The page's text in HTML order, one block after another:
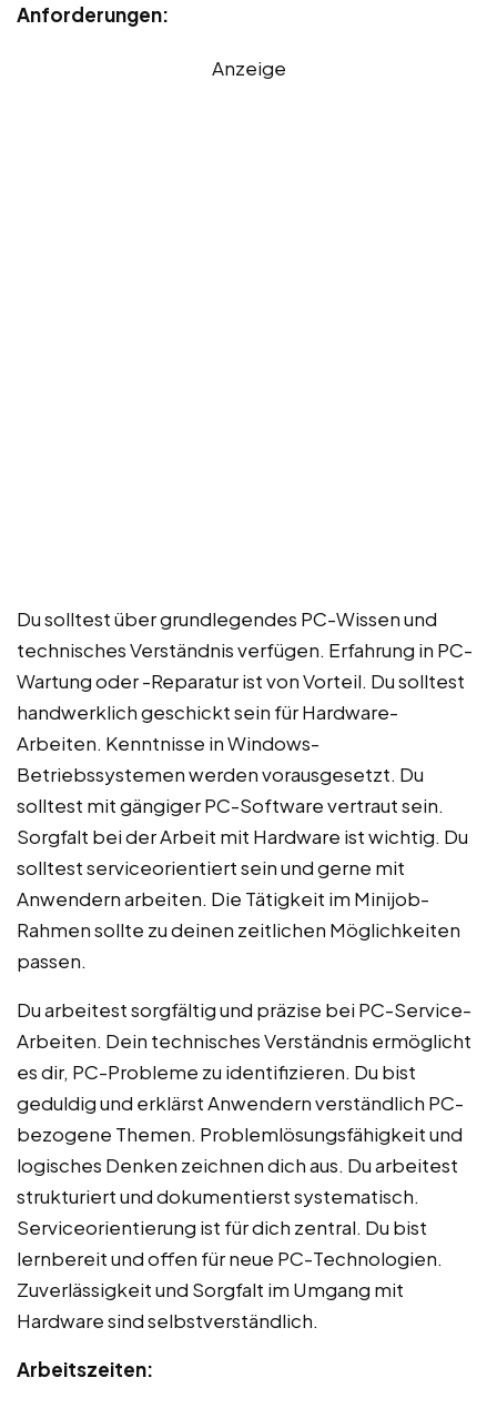
Anforderungen:
Anzeige
Du solltest über grundlegendes PC-Wissen und
technisches Verständnis verfügen. Erfahrung in PC-
Wartung oder -Reparatur ist von Vorteil. Du solltest
handwerklich geschickt sein für Hardware-
Arbeiten. Kenntnisse in Windows-
Betriebssystemen werden vorausgesetzt. Du
solltest mit gängiger PC-Software vertraut sein.
Sorgfalt bei der Arbeit mit Hardware ist wichtig. Du
solltest serviceorientiert sein und gerne mit
Anwendern arbeiten. Die Tätigkeit im Minijob-
Rahmen sollte zu deinen zeitlichen Möglichkeiten
passen.
Du arbeitest sorgfältig und präzise bei PC-Service-
Arbeiten. Dein technisches Verständnis ermöglicht
es dir, PC-Probleme zu identifizieren. Du bist
geduldig und erklärst Anwendern verständlich PC-
bezogene Themen. Problemlösungsfähigkeit und
logisches Denken zeichnen dich aus. Du arbeitest
strukturiert und dokumentierst systematisch.
Serviceorientierung ist für dich zentral. Du bist
lernbereit und offen für neue PC-Technologien.
Zuverlässigkeit und Sorgfalt im Umgang mit
Hardware sind selbstverständlich.
Arbeitszeiten: